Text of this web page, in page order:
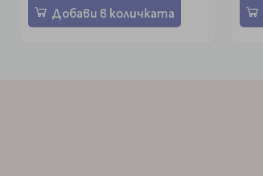
Добави в количката